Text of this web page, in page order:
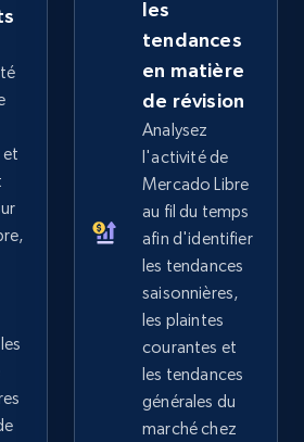
Commencer
by category
Seller name, Seller rating,
Root category, and
Commencer
Product description,
Images, Variations, and
les
tendances
en matière
de révision
Analysez
l'activité de
Mercado Libre
au fil du temps
afin d'identifier
les tendances
saisonnières,
les plaintes
courantes et
les tendances
générales du
marché chez